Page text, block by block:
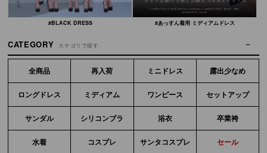
#BLACK DRESS #あっすん着用 ミディアムドレス
CATEGORY カテゴリで探す
全商品 再入荷 ミニドレス 露出少なめ
ロングドレス ミディアム ワンピース セットアップ
サンダル シリコンブラ 浴衣 卒業袴
水着 コスプレ サンタコスプレ セール